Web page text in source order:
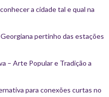
a cidade tal e qual na
pertinho das estações
– Arte Popular e Tradição a
para conexões curtas no